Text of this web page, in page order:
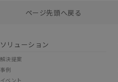
ページ先頭へ戻る
ソリューション
解決提案
事例
イベント